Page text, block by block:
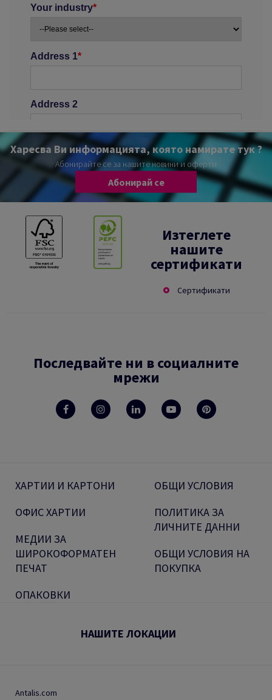
Харесва Ви информацията, която намирате тук ?
Абонирайте се за нашите новини и оферти
Абонирай се
Изтеглете
нашите
сертификати
Сертификати
Последвайте ни в социалните
мрежи
ХАРТИИ И КАРТОНИ
ОФИС ХАРТИИ
МЕДИИ ЗА
ШИРОКОФОРМАТЕН
ПЕЧАТ
ОПАКОВКИ
ОБЩИ УСЛОВИЯ
ПОЛИТИКА ЗА
ЛИЧНИТЕ ДАННИ
ОБЩИ УСЛОВИЯ НА
ПОКУПКА
НАШИТЕ ЛОКАЦИИ
Antalis.com